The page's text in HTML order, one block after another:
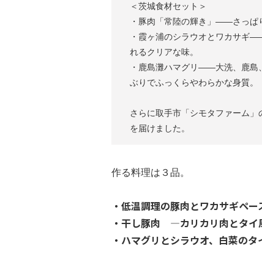
＜茨城食材セット＞
・豚肉「常陸の輝き」――さっぱ
・霞ヶ浦のシラウオとワカサギ
れるクリアな味。
・鹿島灘ハマグリ――大洗、鹿島
ぶりでふっくらやわらかな身質。
さらに取手市「シモタファーム
を届けました。
作る料理は３品。
・低温調理の豚肉とワカサギペー
・干し豚肉 ―カリカリ肉とタイ
・ハマグリとシラウオ、白菜